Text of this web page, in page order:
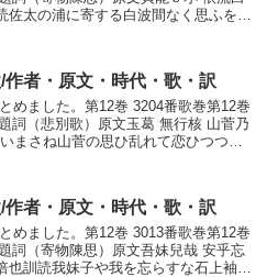
太の浦に寄する白波間なく思ふを何
者・原文・時代・歌・訳
めました。第12巻 3204番歌巻第12巻
詞（悲別歌）原文玉葛 無行核 山菅乃
まさね山菅の思ひ乱れて恋ひつつ待
者・原文・時代・歌・訳
めました。第12巻 3013番歌巻第12巻
詞（寄物陳思）原文吾妹兒哉 安乎忘
也訓読我妹子や我を忘らすな石上袖布